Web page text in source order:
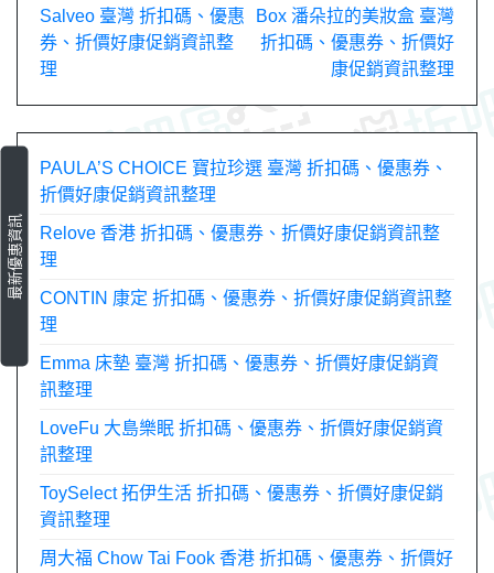
章
導
覽
Salveo 臺灣 折扣碼、優惠
券、折價好康促銷資訊整
理
Box 潘朵拉的美妝盒 臺灣
折扣碼、優惠券、折價好
康促銷資訊整理
最新優惠資訊
PAULA’S CHOICE 寶拉珍選 臺灣 折扣碼、優惠券、
折價好康促銷資訊整理
Relove 香港 折扣碼、優惠券、折價好康促銷資訊整
理
CONTIN 康定 折扣碼、優惠券、折價好康促銷資訊整
理
Emma 床墊 臺灣 折扣碼、優惠券、折價好康促銷資
訊整理
LoveFu 大島樂眠 折扣碼、優惠券、折價好康促銷資
訊整理
ToySelect 拓伊生活 折扣碼、優惠券、折價好康促銷
資訊整理
周大福 Chow Tai Fook 香港 折扣碼、優惠券、折價好